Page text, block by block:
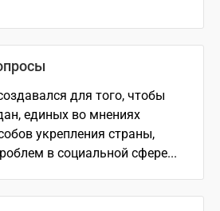
для того, чтобы
единых во мнениях
укрепления страны,
в социальной сфере...